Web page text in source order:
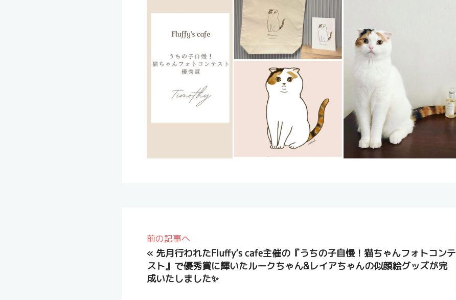
前の記事へ
« 先月行われたFluffy’s cafe主催の『うちの子自慢！猫ちゃんフォトコンテ
スト』で優秀賞に輝いたルークちゃん&レイアちゃんの似顔絵グッズが完
成いたしました✨